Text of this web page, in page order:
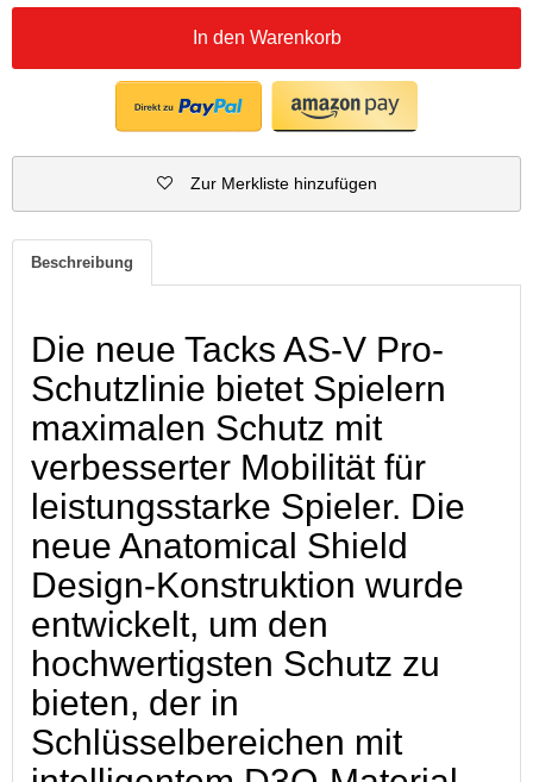
In den Warenkorb
Zur Merkliste hinzufügen
Beschreibung
Die neue Tacks AS-V Pro-
Schutzlinie bietet Spielern
maximalen Schutz mit
verbesserter Mobilität für
leistungsstarke Spieler. Die
neue Anatomical Shield
Design-Konstruktion wurde
entwickelt, um den
hochwertigsten Schutz zu
bieten, der in
Schlüsselbereichen mit